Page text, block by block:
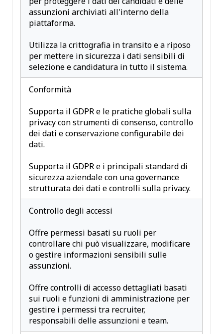
assunzioni archiviati all'interno della
piattaforma.
Utilizza la crittografia in transito e a riposo
per mettere in sicurezza i dati sensibili di
selezione e candidatura in tutto il sistema.
Conformità
Supporta il GDPR e le pratiche globali sulla
privacy con strumenti di consenso, controllo
dei dati e conservazione configurabile dei
dati.
Supporta il GDPR e i principali standard di
sicurezza aziendale con una governance
strutturata dei dati e controlli sulla privacy.
Controllo degli accessi
Offre permessi basati su ruoli per
controllare chi può visualizzare, modificare
o gestire informazioni sensibili sulle
assunzioni.
Offre controlli di accesso dettagliati basati
sui ruoli e funzioni di amministrazione per
gestire i permessi tra recruiter,
responsabili delle assunzioni e team.